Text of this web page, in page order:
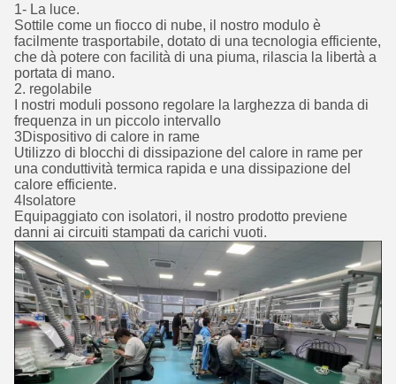
1- La luce.
Sottile come un fiocco di nube, il nostro modulo è
facilmente trasportabile, dotato di una tecnologia efficiente,
che dà potere con facilità di una piuma, rilascia la libertà a
portata di mano.
2. regolabile
I nostri moduli possono regolare la larghezza di banda di
frequenza in un piccolo intervallo
3Dispositivo di calore in rame
Utilizzo di blocchi di dissipazione del calore in rame per
una conduttività termica rapida e una dissipazione del
calore efficiente.
4Isolatore
Equipaggiato con isolatori, il nostro prodotto previene
danni ai circuiti stampati da carichi vuoti.